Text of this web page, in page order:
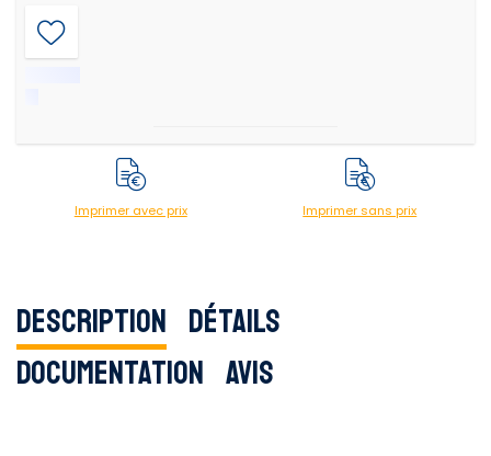
Imprimer avec prix Imprimer sans prix
Description Détails
Documentation Avis